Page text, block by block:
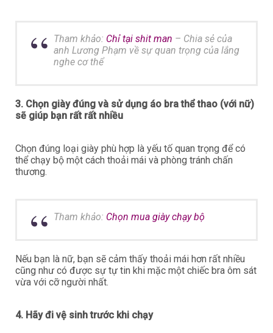
Tham khảo: Chỉ tại shit man – Chia sẻ của
anh Lương Phạm về sự quan trọng của lắng
nghe cơ thể
3. Chọn giày đúng và sử dụng áo bra thể thao (với nữ)
sẽ giúp bạn rất rất nhiều
Chọn đúng loại giày phù hợp là yếu tố quan trọng để có
thể chạy bộ một cách thoải mái và phòng tránh chấn
thương.
Tham khảo: Chọn mua giày chạy bộ
Nếu bạn là nữ, bạn sẽ cảm thấy thoải mái hơn rất nhiều
cũng như có được sự tự tin khi mặc một chiếc bra ôm sát
vừa với cỡ người nhất.
4. Hãy đi vệ sinh trước khi chạy